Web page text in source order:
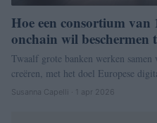
Hoe een consortium van
onchain wil beschermen
Twaalf grote banken werken
creëren, met het doel Europese
Susanna Capelli · 1 apr 2026